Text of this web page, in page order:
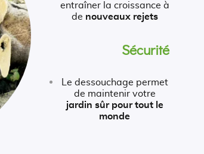
entraîner la croissance à
de nouveaux rejets
Sécurité
Le dessouchage permet
de maintenir votre
jardin sûr pour tout le
monde